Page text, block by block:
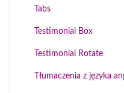
Tabs
Testimonial Box
Testimonial Rotate
Tłumaczenia z języka